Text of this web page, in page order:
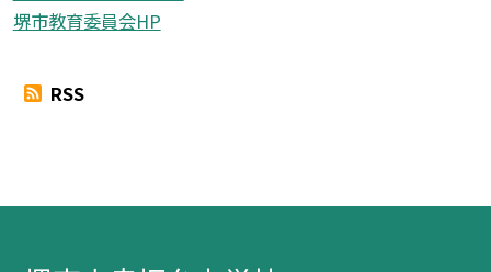
堺市教育委員会HP
RSS